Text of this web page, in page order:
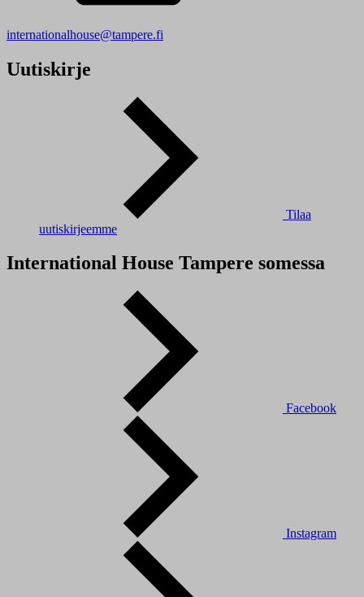
internationalhouse@tampere.fi
Uutiskirje
Tilaa
uutiskirjeemme
International House Tampere somessa
Facebook
Instagram